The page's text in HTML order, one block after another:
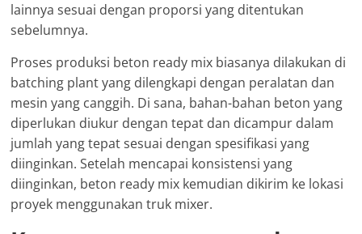
lainnya sesuai dengan proporsi yang ditentukan
sebelumnya.
Proses produksi beton ready mix biasanya dilakukan di
batching plant yang dilengkapi dengan peralatan dan
mesin yang canggih. Di sana, bahan-bahan beton yang
diperlukan diukur dengan tepat dan dicampur dalam
jumlah yang tepat sesuai dengan spesifikasi yang
diinginkan. Setelah mencapai konsistensi yang
diinginkan, beton ready mix kemudian dikirim ke lokasi
proyek menggunakan truk mixer.